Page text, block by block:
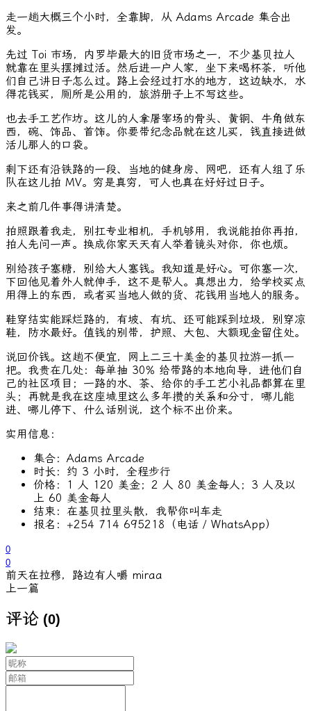
走一趟大概三个小时，全靠脚，从 Adams Arcade 集合出
发。
先过 Toi 市场，内罗毕最大的旧货市场之一，不少基贝拉人
就靠在里头摆摊过活。然后进一户人家，坐下来喝杯茶，听他
们自己讲日子怎么过。路上会经过打水的地方，这边缺水，水
得花钱买，厕所是公用的，旅游册子上不写这些。
也去手工艺作坊。这儿的人拿屠宰场的骨头、黄铜、牛角做东
西，碗、饰品、首饰。你要带纪念品就在这儿买，钱直接进做
活儿那人的口袋。
剩下还有沿铁路的一段、当地的健身房、网吧，还有人组了乐
队在这儿拍 MV。穷是真穷，可人也真在好好过日子。
来之前几件事得讲清楚。
拍照跟着我走，别扛专业相机，手机够用，我说能拍你再拍，
拍人先问一声。换成你家天天有人举着镜头对你，你也烦。
别给孩子塞糖，别给大人塞钱。我知道是好心。可你塞一次，
下回他见着外人就伸手，这不是帮人。真想出力，给学校买点
用得上的东西，或者买当地人做的货、花钱用当地人的服务。
鞋穿结实能踩烂路的，有坡、有坑、还可能踩到垃圾，别穿凉
鞋，防水最好。值钱的别带，护照、大包、大额现金留住处。
说回价钱。这趟不便宜，网上二三十美金的基贝拉游一抓一
把。我贵在几处：每单抽 30% 给带路的本地向导，进他们自
己的社区项目；一路的水、茶、给你的手工艺小礼品都算在里
头；再就是我在这座城里这么多年攒的关系和分寸，哪儿能
进、哪儿停下、什么话别说，这个标不出价来。
实用信息：
集合：Adams Arcade
时长：约 3 小时，全程步行
价格：1 人 120 美金；2 人 80 美金每人；3 人及以
上 60 美金每人
结束：在基贝拉里头散，我帮你叫车走
报名：+254 714 695218（电话 / WhatsApp）
0
0
前天在拉穆，路边有人嚼 miraa
上一篇
评论 (0)